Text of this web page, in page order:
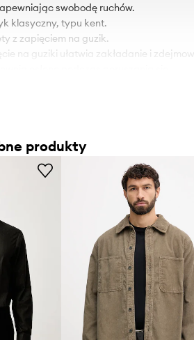
swobodę ruchów.
klasyczny, typu kent.
z zapięciem na guzik.
na guziki ułatwia zakładanie i
produkty